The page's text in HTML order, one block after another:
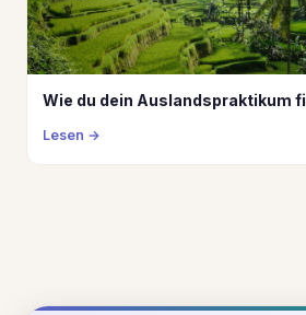
Wie du dein Auslandspraktikum
Lesen